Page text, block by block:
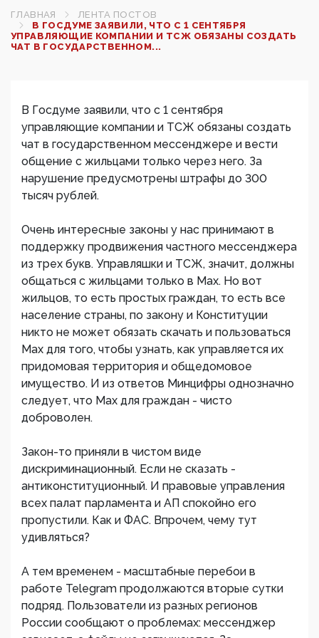
ГЛАВНАЯ
ЛЕНТА ПОСТОВ
В ГОСДУМЕ ЗАЯВИЛИ, ЧТО С 1 СЕНТЯБРЯ
УПРАВЛЯЮЩИЕ КОМПАНИИ И ТСЖ ОБЯЗАНЫ СОЗДАТЬ
ЧАТ В ГОСУДАРСТВЕННОМ...
В Госдуме заявили, что с 1 сентября
управляющие компании и ТСЖ обязаны создать
чат в государственном мессенджере и вести
общение с жильцами только через него. За
нарушение предусмотрены штрафы до 300
тысяч рублей.
Очень интересные законы у нас принимают в
поддержку продвижения частного мессенджера
из трех букв. Управляшки и ТСЖ, значит, должны
общаться с жильцами только в Max. Но вот
жильцов, то есть простых граждан, то есть все
население страны, по закону и Конституции
никто не может обязать скачать и пользоваться
Max для того, чтобы узнать, как управляется их
придомовая территория и общедомовое
имущество. И из ответов Минцифры однозначно
следует, что Max для граждан - чисто
доброволен.
Закон-то приняли в чистом виде
дискриминационный. Если не сказать -
антиконституционный. И правовые управления
всех палат парламента и АП спокойно его
пропустили. Как и ФАС. Впрочем, чему тут
удивляться?
А тем временем - масштабные перебои в
работе Telegram продолжаются вторые сутки
подряд. Пользователи из разных регионов
России сообщают о проблемах: мессенджер